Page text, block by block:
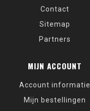
Contact
Sitemap
Partners
MIJN ACCOUNT
Account informatie
Mijn bestellingen